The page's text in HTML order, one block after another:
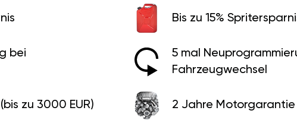
Bis zu 15%
5 mal
Fahrzeugwechsel
2 Jahre Motorgarantie
bei
zu 3000 EUR)